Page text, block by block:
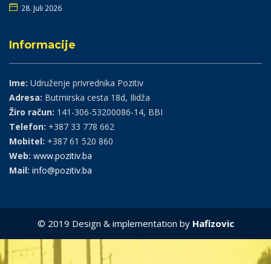
28. Juli 2026
Informacije
Ime: Udruženje privrednika Pozitiv
Adresa: Butmirska cesta 18d, Ilidža
Žiro račun: 141-306-53200086-14, BBI
Telefon: +387 33 778 662
Mobitel: +387 61 520 860
Web: www.pozitiv.ba
Mail: info@pozitiv.ba
© 2019 Design & implementation by Hafizovic